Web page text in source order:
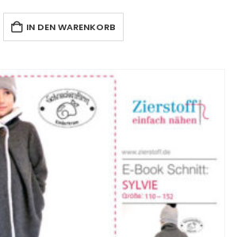
IN DEN WARENKORB